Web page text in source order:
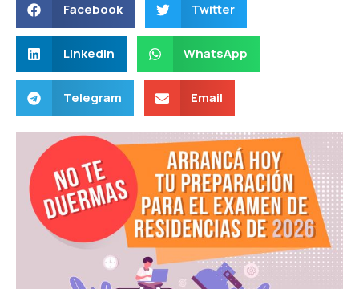
Facebook Twitter
LinkedIn WhatsApp
Telegram Email